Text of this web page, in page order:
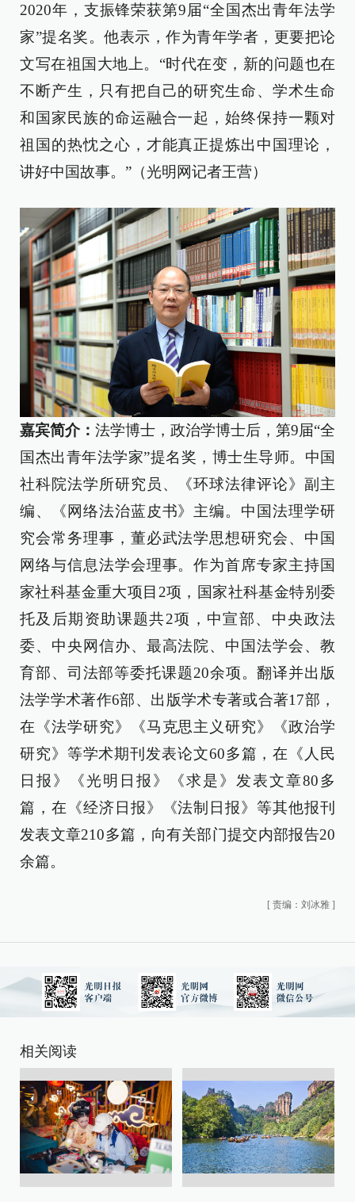
2020年，支振锋荣获第9届“全国杰出青年法学
家”提名奖。他表示，作为青年学者，更要把论
文写在祖国大地上。“时代在变，新的问题也在
不断产生，只有把自己的研究生命、学术生命
和国家民族的命运融合一起，始终保持一颗对
祖国的热忱之心，才能真正提炼出中国理论，
讲好中国故事。”（光明网记者王营）
嘉宾简介： 法学博士，政治学博士后，第9届“全
国杰出青年法学家”提名奖，博士生导师。中国
社科院法学所研究员、《环球法律评论》副主
编、《网络法治蓝皮书》主编。中国法理学研
究会常务理事，董必武法学思想研究会、中国
网络与信息法学会理事。作为首席专家主持国
家社科基金重大项目2项，国家社科基金特别委
托及后期资助课题共2项，中宣部、中央政法
委、中央网信办、最高法院、中国法学会、教
育部、司法部等委托课题20余项。翻译并出版
法学学术著作6部、出版学术专著或合著17部，
在《法学研究》《马克思主义研究》《政治学
研究》等学术期刊发表论文60多篇，在《人民
日报》《光明日报》《求是》发表文章80多
篇，在《经济日报》《法制日报》等其他报刊
发表文章210多篇，向有关部门提交内部报告20
余篇。
[ 责编：刘冰雅 ]
相关阅读